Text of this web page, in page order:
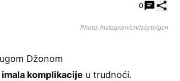
0
Photo: Instagram/chrissyteigen
Džonom
komplikacije u trudnoći.